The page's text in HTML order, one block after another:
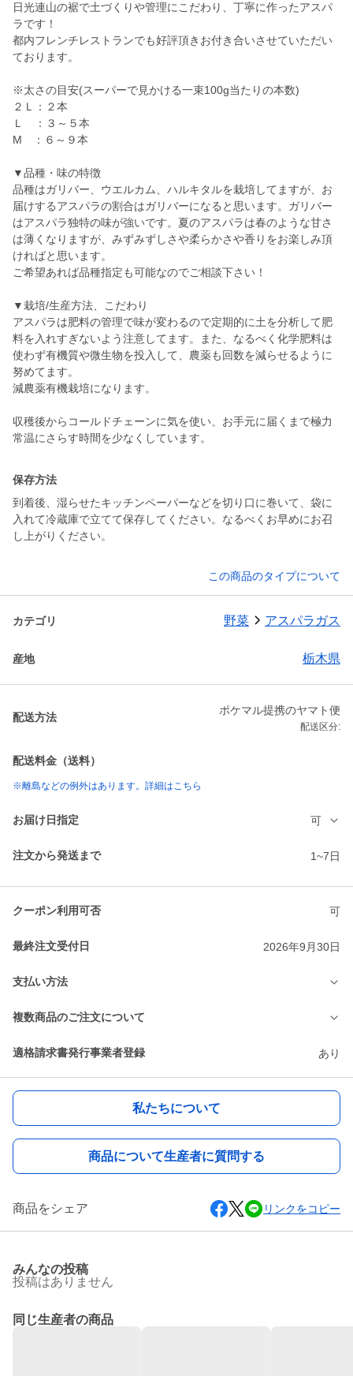
日光連山の裾で土づくりや管理にこだわり、丁寧に作ったアスパ
ラです！
都内フレンチレストランでも好評頂きお付き合いさせていただい
ております。
※太さの目安(スーパーで見かける一束100g当たりの本数)
２Ｌ：２本
Ｌ ：３～５本
M ：６～９本
▼品種・味の特徴
品種はガリバー、ウエルカム、ハルキタルを栽培してますが、お
届けするアスパラの割合はガリバーになると思います。ガリバー
はアスパラ独特の味が強いです。夏のアスパラは春のような甘さ
は薄くなりますが、みずみずしさや柔らかさや香りをお楽しみ頂
ければと思います。
ご希望あれば品種指定も可能なのでご相談下さい！
▼栽培/生産方法、こだわり
アスパラは肥料の管理で味が変わるので定期的に土を分析して肥
料を入れすぎないよう注意してます。また、なるべく化学肥料は
使わず有機質や微生物を投入して、農薬も回数を減らせるように
努めてます。
減農薬有機栽培になります。
収穫後からコールドチェーンに気を使い、お手元に届くまで極力
常温にさらす時間を少なくしています。
保存方法
到着後、湿らせたキッチンペーパーなどを切り口に巻いて、袋に
入れて冷蔵庫で立てて保存してください。なるべくお早めにお召
し上がりください。
この商品のタイプについて
カテゴリ 野菜 アスパラガス
産地 栃木県
配送方法
ポケマル提携のヤマト便
配送区分:
配送料金（送料）
※離島などの例外はあります。詳細はこちら
お届け日指定 可
注文から発送まで 1~7日
クーポン利用可否 可
最終注文受付日 2026年9月30日
支払い方法
複数商品のご注文について
適格請求書発行事業者登録 あり
私たちについて
商品について生産者に質問する
商品をシェア リンクをコピー
みんなの投稿
投稿はありません
同じ生産者の商品